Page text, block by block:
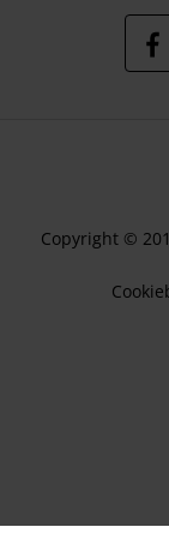
Copyright ©